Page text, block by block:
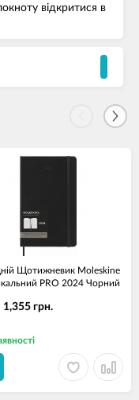
відкритися в
Щотижневик Moleskine
PRO 2024 Чорний
1,355 грн.